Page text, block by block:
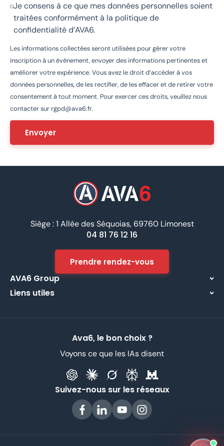
Je consens à ce que mes données personnelles soient
traitées conformément à la politique de
confidentialité d’AVA6.
Les informations collectées seront utilisées pour gérer votre
inscription à un événement, envoyer des informations pertinentes et
améliorer votre expérience. Vous avez le droit d’accéder à vos
données personnelles, de les rectifier, de les effacer et de retirer votre
consentement à tout moment. Pour exercer ces droits, veuillez nous
contacter sur rgpd@ava6.fr.
Siège : 1 Allée des Séquoias, 69760 Limonest
04 81 76 12 16
Prendre rendez-vous
AVA6 Group
À propos
Liens utiles
Ava6, le bon choix ?
Voyons ce que les IAs disent
Suivez-nous sur les réseaux